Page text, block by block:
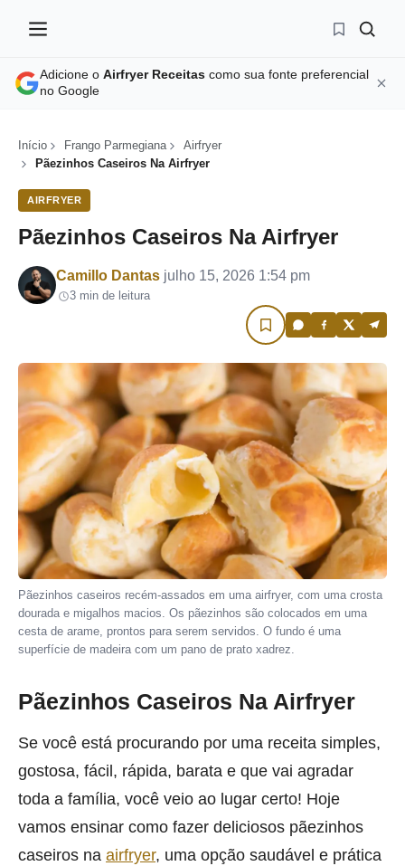
Adicione o Airfryer Receitas como sua fonte preferencial
no Google
Início Frango Parmegiana
Airfryer
Pãezinhos Caseiros Na Airfryer
AIRFRYER
Pãezinhos Caseiros Na Airfryer
Por
Camillo Dantas julho 15, 2026 1:54 pm
3 min de leitura
Pãezinhos caseiros recém-assados em uma airfryer, com uma crosta
dourada e migalhos macios. Os pãezinhos são colocados em uma
cesta de arame, prontos para serem servidos. O fundo é uma
superfície de madeira com um pano de prato xadrez.
Pãezinhos Caseiros Na Airfryer
Se você está procurando por uma receita simples,
gostosa, fácil, rápida, barata e que vai agradar
toda a família, você veio ao lugar certo! Hoje
vamos ensinar como fazer deliciosos pãezinhos
caseiros na airfryer, uma opção saudável e prática